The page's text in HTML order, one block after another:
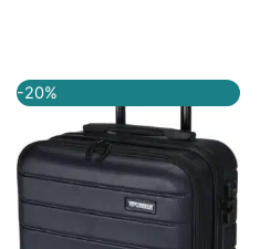
-20%
oprindelige
pris
var:
499,00 kr..
aktuelle
pris
er:
399,00 kr..